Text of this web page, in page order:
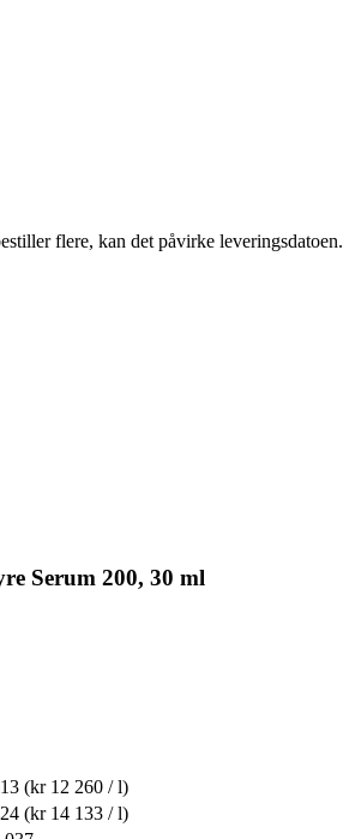
flere, kan det påvirke leveringsdatoen.
Serum 200, 30 ml
(kr 12 260 / l)
(kr 14 133 / l)